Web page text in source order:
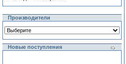
Производители
Новые поступления